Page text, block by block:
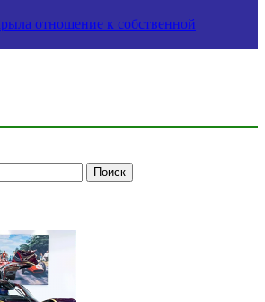
отношение к собственной